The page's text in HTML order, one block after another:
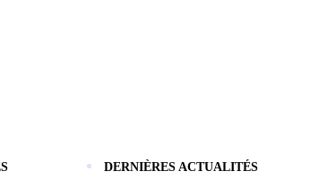
DERNIÈRES ACTUALITÉS